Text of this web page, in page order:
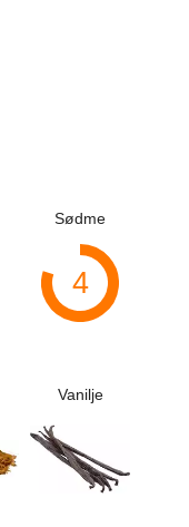
Sødme
4
Vanilje